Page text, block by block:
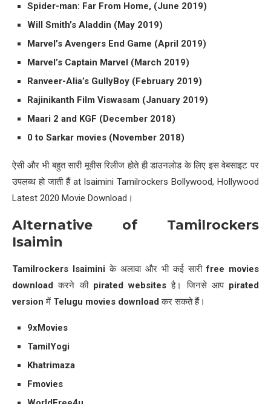
Spider-man: Far From Home, (June 2019)
Will Smith’s Aladdin (May 2019)
Marvel’s Avengers End Game (April 2019)
Marvel’s Captain Marvel (March 2019)
Ranveer-Alia’s GullyBoy (February 2019)
Rajinikanth Film Viswasam (January 2019)
Maari 2 and KGF (December 2018)
0 to Sarkar movies (November 2018)
ऐसी और भी बहुत सारी मूवीस रिलीज होते ही डाउनलोड के लिए इस वेबसाइट पर
उपलब्ध हो जाती हैं at Isaimini Tamilrockers Bollywood, Hollywood
Latest 2020 Movie Download।
Alternative of Tamilrockers
Isaimin
Tamilrockers Isaiminiके अलावा और भी कई सारीfree movies
download करने की pirated websites है। जिनसे आप pirated
version में Telugu movies download कर सकते हैं।
9xMovies
TamilYogi
Khatrimaza
Fmovies